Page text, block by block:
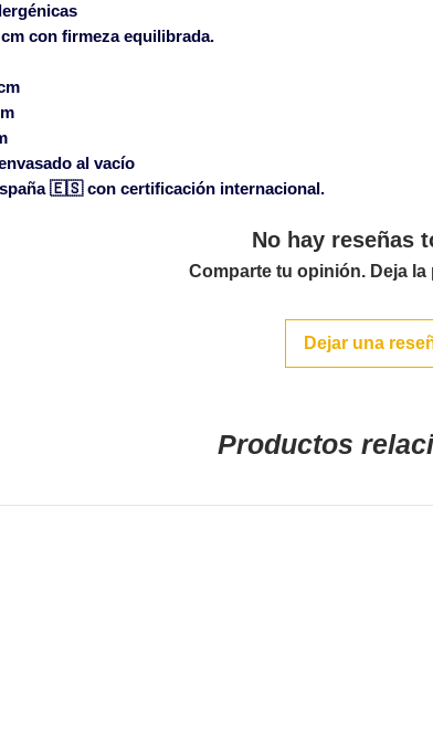
con firmeza equilibrada.
al vacío
🇪🇸 con certificación internacional.
No hay reseñas
Comparte tu opinión. Deja la
Dejar una
Productos